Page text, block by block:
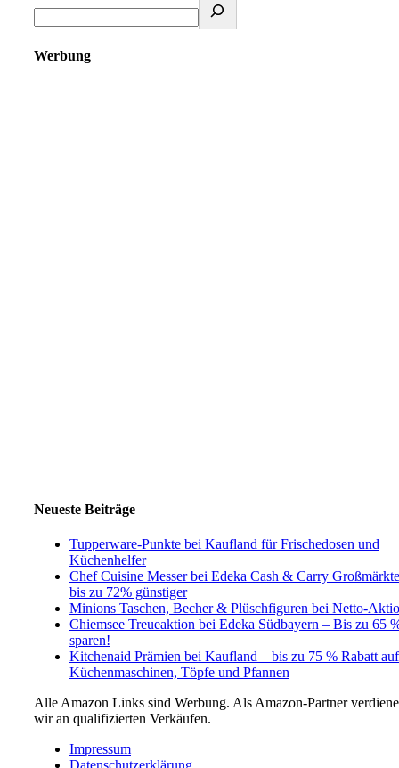
Werbung
Neueste Beiträge
Tupperware-Punkte bei Kaufland für Frischedosen und
Küchenhelfer
Chef Cuisine Messer bei Edeka Cash & Carry
bis zu 72% günstiger
Minions Taschen, Becher & Plüschfiguren bei Netto-
Chiemsee Treueaktion bei Edeka Südbayern – Bis zu 65
sparen!
Kitchenaid Prämien bei Kaufland – bis zu 75 % Rabatt auf
Küchenmaschinen, Töpfe und Pfannen
Alle Amazon Links sind Werbung. Als Amazon-Partner
wir an qualifizierten Verkäufen.
Impressum
Datenschutzerklärung